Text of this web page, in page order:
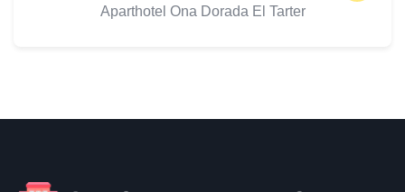
Aparthotel Ona Dorada El Tarter